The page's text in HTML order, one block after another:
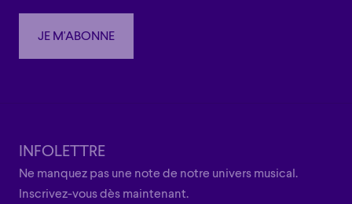
JE M'ABONNE
JE M'ABONNE
INFOLETTRE
Ne manquez pas une note de notre univers musical.
Inscrivez-vous dès maintenant.